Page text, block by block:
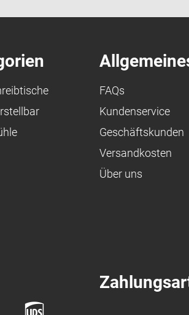
FAQs
Kundenservice
Geschäftskunden
Versandkosten
Über uns